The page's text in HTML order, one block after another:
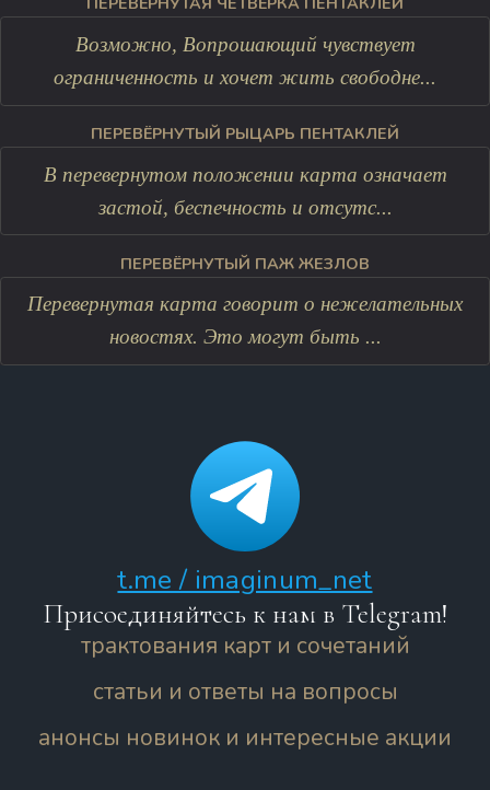
Возможно, Вопрошающий чувствует
ограниченность и хочет жить свободне...
ПЕРЕВЁРНУТЫЙ РЫЦАРЬ ПЕНТАКЛЕЙ
В перевернутом положении карта означает
застой, беспечность и отсутс...
ПЕРЕВЁРНУТЫЙ ПАЖ ЖЕЗЛОВ
Перевернутая карта говорит о нежелательных
новостях. Это могут быть ...
t.me / imaginum_net
Присоединяйтесь к нам в Telegram!
трактования карт и сочетаний
статьи и ответы на вопросы
анонсы новинок и интересные акции